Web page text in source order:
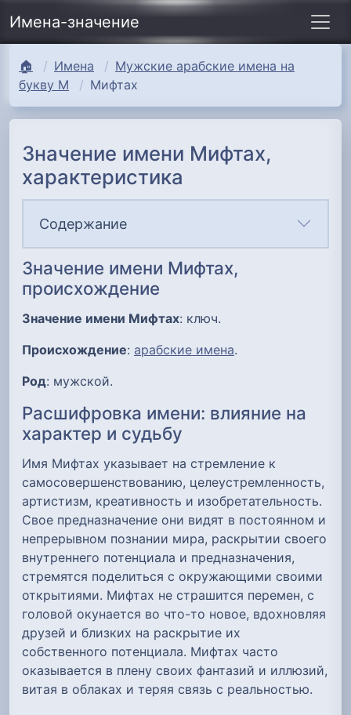
Имена-значение
🏠 Имена
Мужские арабские имена на
букву М
Мифтах
Значение имени Мифтах,
характеристика
Содержание
Значение имени Мифтах,
происхождение
Значение имени Мифтах: ключ.
Происхождение: арабские имена.
Род: мужской.
Расшифровка имени: влияние на
характер и судьбу
Имя Мифтах указывает на стремление к
самосовершенствованию, целеустремленность,
артистизм, креативность и изобретательность.
Свое предназначение они видят в постоянном и
непрерывном познании мира, раскрытии своего
внутреннего потенциала и предназначения,
стремятся поделиться с окружающими своими
открытиями. Мифтах не страшится перемен, с
головой окунается во что-то новое, вдохновляя
друзей и близких на раскрытие их
собственного потенциала. Мифтах часто
оказывается в плену своих фантазий и иллюзий,
витая в облаках и теряя связь с реальностью.